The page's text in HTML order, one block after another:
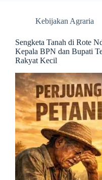
Kebijakan Agraria
Sengketa Tanah di Rote
Kepala BPN dan Bupati
Rakyat Kecil